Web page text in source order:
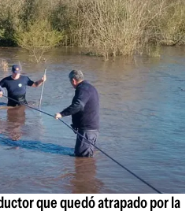
que quedó atrapado por la